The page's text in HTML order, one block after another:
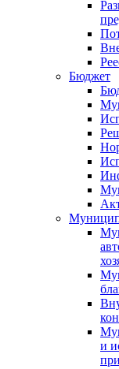
Бюджет
и